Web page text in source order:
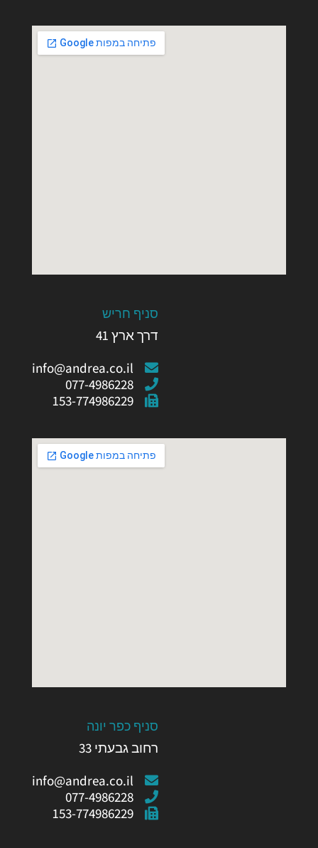
סניף חריש
דרך ארץ 41
077-4986228
153-774986229
סניף כפר יונה
רחוב גבעתי 33
077-4986228
153-774986229